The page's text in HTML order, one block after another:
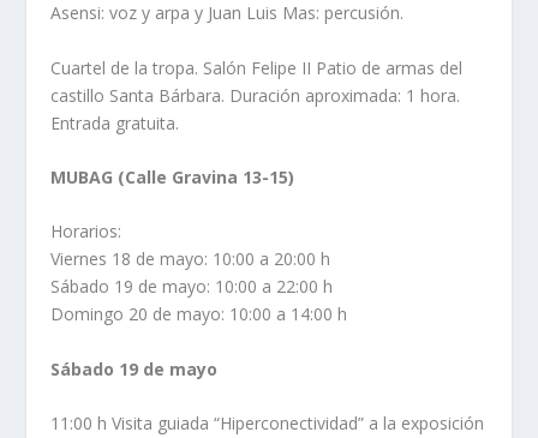
Asensi: voz y arpa y Juan Luis Mas: percusión.
Cuartel de la tropa. Salón Felipe II Patio de armas del
castillo Santa Bárbara. Duración aproximada: 1 hora.
Entrada gratuita.
MUBAG (Calle Gravina 13-15)
Horarios:
Viernes 18 de mayo: 10:00 a 20:00 h
Sábado 19 de mayo: 10:00 a 22:00 h
Domingo 20 de mayo: 10:00 a 14:00 h
Sábado 19 de mayo
11:00 h Visita guiada “Hiperconectividad” a la exposición